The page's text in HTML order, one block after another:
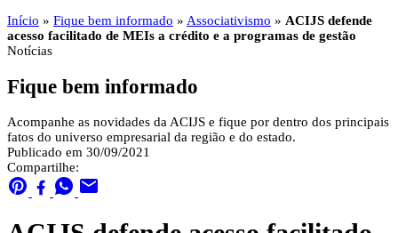
Início » Fique bem informado » Associativismo » ACIJS defende
acesso facilitado de MEIs a crédito e a programas de gestão
Notícias
Fique bem informado
Acompanhe as novidades da ACIJS e fique por dentro dos principais
fatos do universo empresarial da região e do estado.
Publicado em 30/09/2021
Compartilhe: